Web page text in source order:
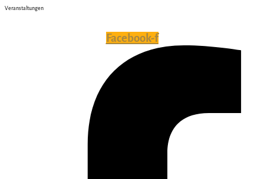
Veranstaltungen
Facebook-f